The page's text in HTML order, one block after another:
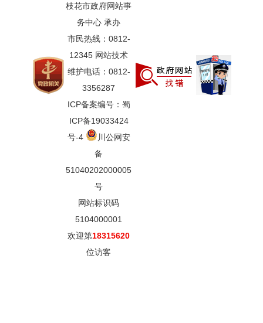
枝花市政府网站事
务中心 承办
市民热线：0812-
12345 网站技术
维护电话：0812-
3356287
ICP备案编号：蜀
ICP备19033424
号-4
川公网安
备
51040202000005
号
网站标识码
5104000001
欢迎第18315620
位访客